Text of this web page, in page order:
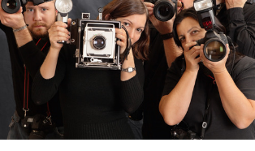
FotoRed estrena nueva funcionalidad, lasInsignias . Las
insignias son distinciones dentro de la comunidad de
FotoRed, que permiten de una manera sencilla tener
una visión del perfil del usuario dentro de la
comunidad.